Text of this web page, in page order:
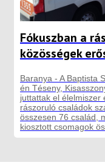
Fókuszban a
közösségek
Baranya - A Baptista
én Téseny,
juttattak el élelmiszer
rászoruló családok
összesen 76 család,
kiosztott csomagok